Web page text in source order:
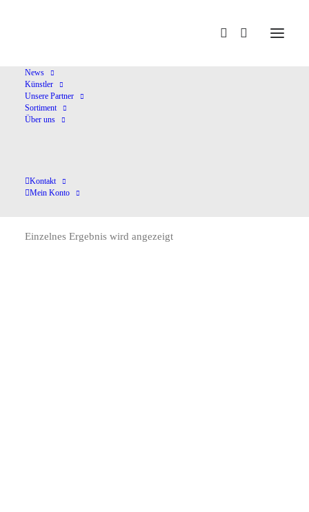
News
Künstler
Unsere Partner
Sortiment
Über uns
Kontakt
Mein Konto
Neudauer,L.
Einzelnes Ergebnis wird angezeigt